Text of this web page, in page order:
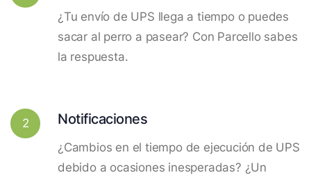
¿Tu envío de UPS llega a tiempo o puedes
sacar al perro a pasear? Con Parcello sabes
la respuesta.
2 Notificaciones
¿Cambios en el tiempo de ejecución de UPS
debido a ocasiones inesperadas? ¿Un